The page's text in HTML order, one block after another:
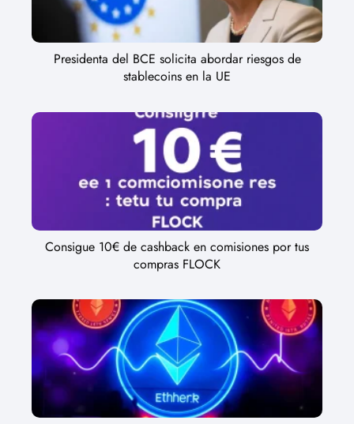
Presidenta del BCE solicita abordar riesgos de
stablecoins en la UE
Consigue 10€ de cashback en comisiones por tus
compras FLOCK